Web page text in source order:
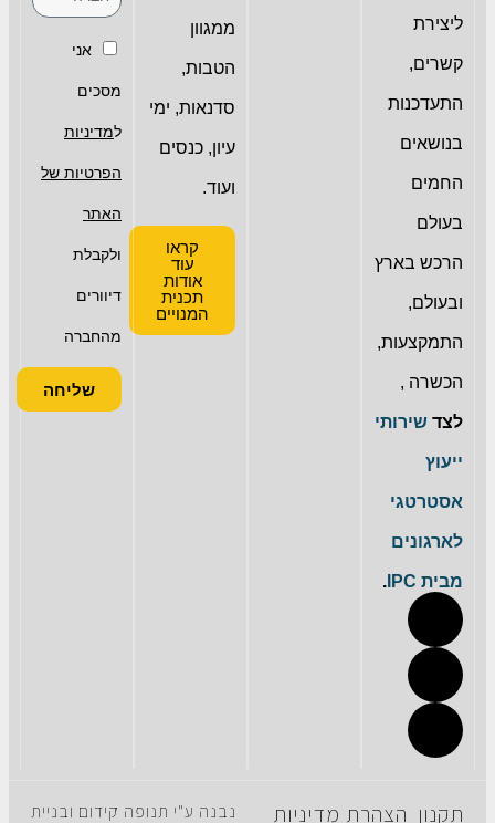
ליצירת
קשרים,
התעדכנות
בנושאים
החמים
בעולם
הרכש בארץ
ובעולם,
התמקצעות,
הכשרה ,
לצד שירותי
ייעוץ
אסטרטגי
לארגונים
מבית IPC .
ממגוון
הטבות,
סדנאות, ימי
עיון, כנסים
ועוד.
קראו
עוד
אודות
תכנית
המנויים
אני
מסכים
למדיניות
הפרטיות של
האתר
ולקבלת
דיוורים
מהחברה
שליחה
תקנון הצהרת מדיניות נבנה ע"י תנופה קידום ובניית